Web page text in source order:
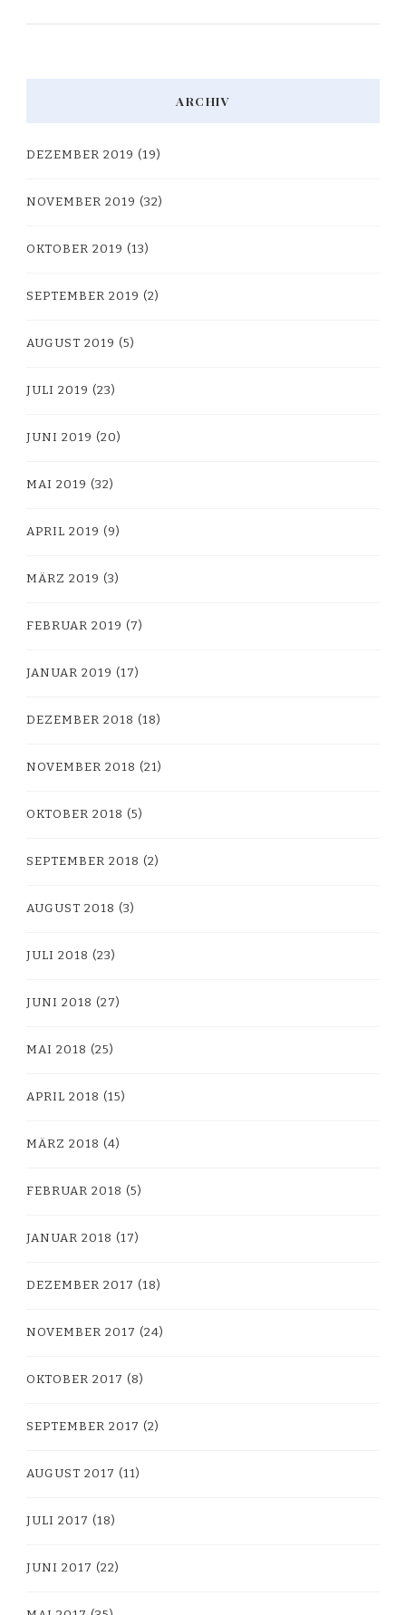
ARCHIV
DEZEMBER 2019 (19)
NOVEMBER 2019 (32)
OKTOBER 2019 (13)
SEPTEMBER 2019 (2)
AUGUST 2019 (5)
JULI 2019 (23)
JUNI 2019 (20)
MAI 2019 (32)
APRIL 2019 (9)
MÄRZ 2019 (3)
FEBRUAR 2019 (7)
JANUAR 2019 (17)
DEZEMBER 2018 (18)
NOVEMBER 2018 (21)
OKTOBER 2018 (5)
SEPTEMBER 2018 (2)
AUGUST 2018 (3)
JULI 2018 (23)
JUNI 2018 (27)
MAI 2018 (25)
APRIL 2018 (15)
MÄRZ 2018 (4)
FEBRUAR 2018 (5)
JANUAR 2018 (17)
DEZEMBER 2017 (18)
NOVEMBER 2017 (24)
OKTOBER 2017 (8)
SEPTEMBER 2017 (2)
AUGUST 2017 (11)
JULI 2017 (18)
JUNI 2017 (22)